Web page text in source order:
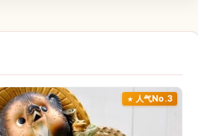
人气No.3